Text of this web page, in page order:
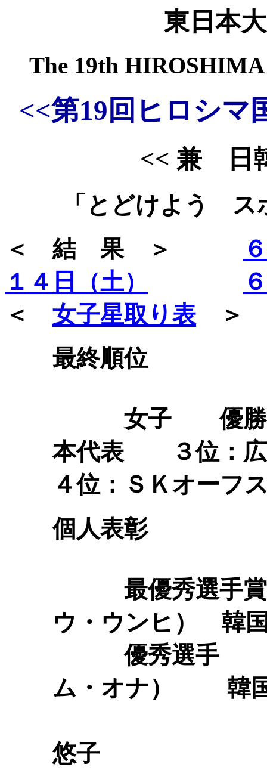
東日本
The 19th
<<第19回ヒロシマ
<< 兼 日
「とどけよう ス
＜ 結 果 ＞
１４日（土）
＜ 女子星取り表 ＞
最終順位
女子 優勝：
本代表 ３位：
４位：ＳＫオーフ
個人表彰
最優秀選手
ウ・ウンヒ） 韓
優秀選
ム・オナ） 韓国
悠子 日本